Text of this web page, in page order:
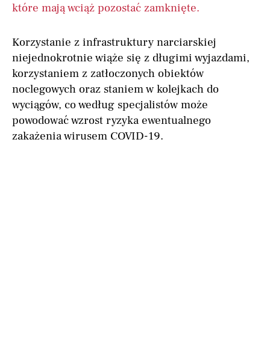
które mają wciąż pozostać zamknięte.
Korzystanie z infrastruktury narciarskiej
niejednokrotnie wiąże się z długimi wyjazdami,
korzystaniem z zatłoczonych obiektów
noclegowych oraz staniem w kolejkach do
wyciągów, co według specjalistów może
powodować wzrost ryzyka ewentualnego
zakażenia wirusem COVID-19.